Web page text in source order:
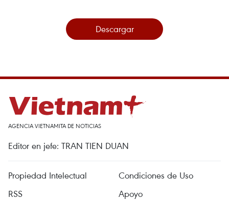
Descargar
AGENCIA VIETNAMITA DE NOTICIAS
Editor en jefe: TRAN TIEN DUAN
Propiedad Intelectual
Condiciones de Uso
RSS
Apoyo